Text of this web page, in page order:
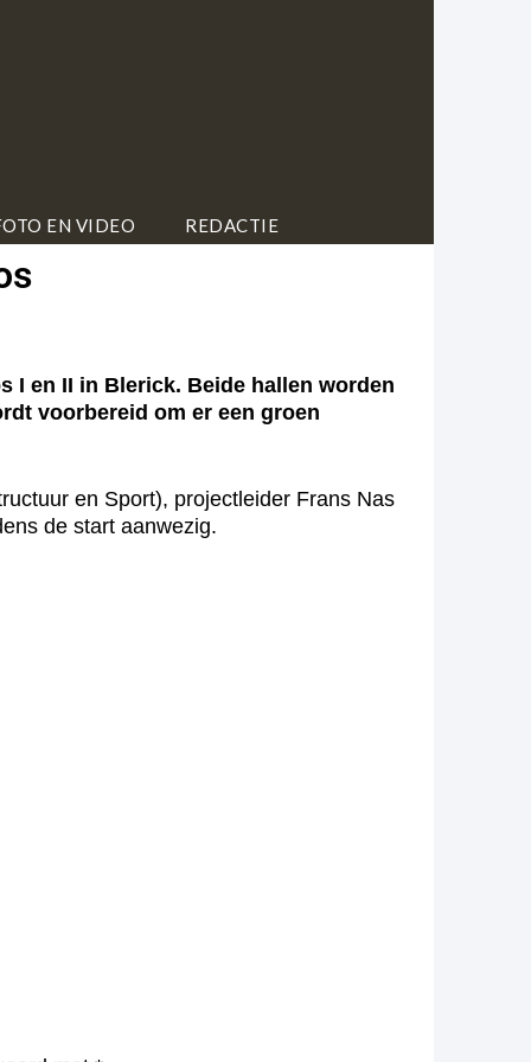
EN VIDEO REDACTIE
I en II in Blerick. Beide hallen worden
voorbereid om er een groen
en Sport), projectleider Frans Nas
de start aanwezig.